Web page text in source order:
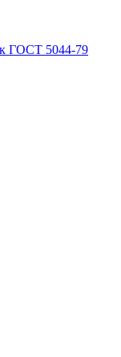
ГОСТ 5044-79